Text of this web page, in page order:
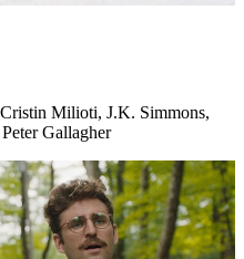
Milioti, J.K. Simmons,
Gallagher